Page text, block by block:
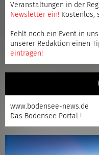
Veranstaltungen in der
Newsletter ein! Kostenlos,
Fehlt noch ein Event in
unserer Redaktion einen
eintragen!
www.bodensee-news.de
Das Bodensee Portal !